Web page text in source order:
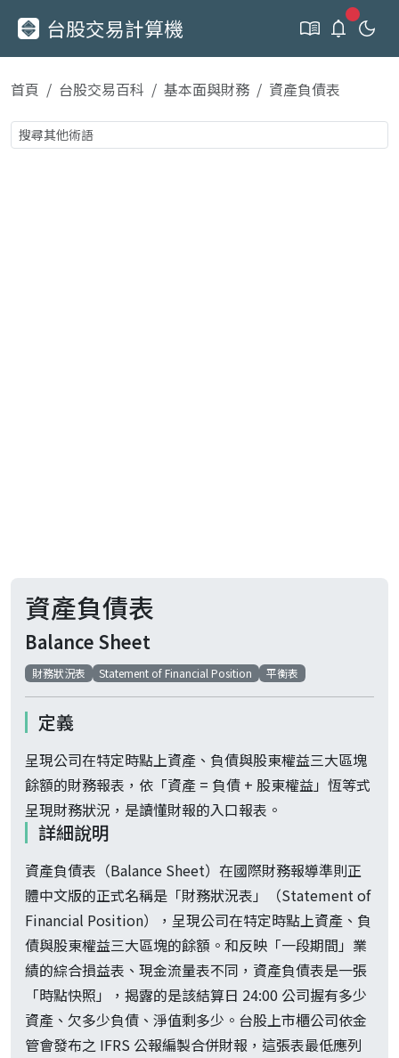
台股交易計算機 新通知
首頁 台股交易百科 基本面與財務 資產負債表
資產負債表
Balance Sheet
財務狀況表 Statement of Financial Position 平衡表
定義
呈現公司在特定時點上資產、負債與股東權益三大區塊
餘額的財務報表，依「資產 = 負債 + 股東權益」恆等式
呈現財務狀況，是讀懂財報的入口報表。
詳細說明
資產負債表（Balance Sheet）在國際財務報導準則正
體中文版的正式名稱是「財務狀況表」（Statement of
Financial Position），呈現公司在特定時點上資產、負
債與股東權益三大區塊的餘額。和反映「一段期間」業
績的綜合損益表、現金流量表不同，資產負債表是一張
「時點快照」，揭露的是該結算日 24:00 公司握有多少
資產、欠多少負債、淨值剩多少。台股上市櫃公司依金
管會發布之 IFRS 公報編製合併財報，這張表最低應列